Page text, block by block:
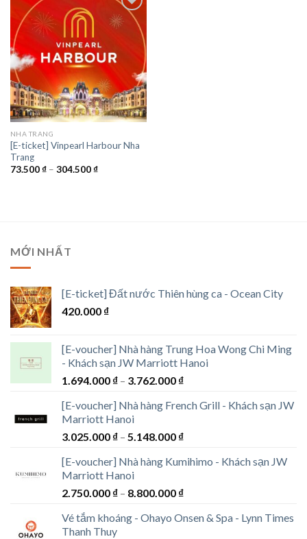
NHA TRANG
[E-ticket] Vinpearl Harbour Nha
Trang
73.500₫ – 304.500₫Khoảng
MỚI NHẤT
[E-ticket] Đất nước Thiên hùng ca - Ocean City
420.000 ₫
[E-voucher] Nhà hàng Trung Hoa Wong Chi Ming
- Khách sạn JW Marriott Hanoi
1.694.000 ₫ – 3.762.000 ₫Khoảng
từ
đến
[E-voucher] Nhà hàng French Grill - Khách sạn JW
Marriott Hanoi
3.025.000 ₫ – 5.148.000 ₫Khoảng
từ
đến
[E-voucher] Nhà hàng Kumihimo - Khách sạn JW
Marriott Hanoi
2.750.000 ₫ – 8.800.000 ₫Khoảng
từ
Vé tắm khoáng - Ohayo Onsen & Spa - Lynn Times
Thanh Thuy